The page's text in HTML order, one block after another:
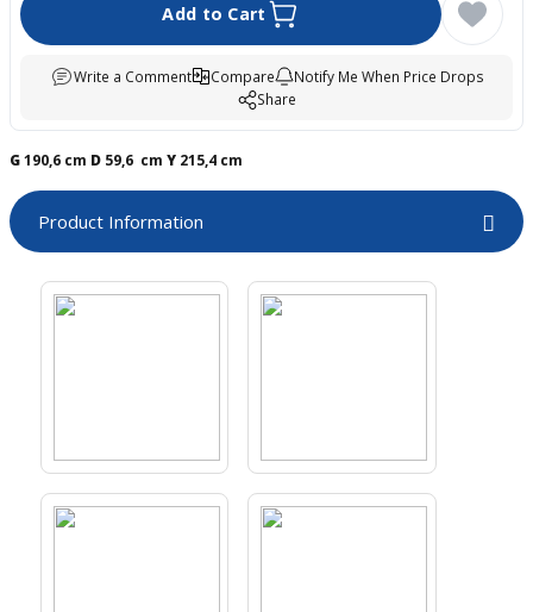
Add to Cart
Write a Comment Compare
Notify Me When Price Drops
Share
G190,6 cm D 59,6 cm Y 215,4 cm
Product Information